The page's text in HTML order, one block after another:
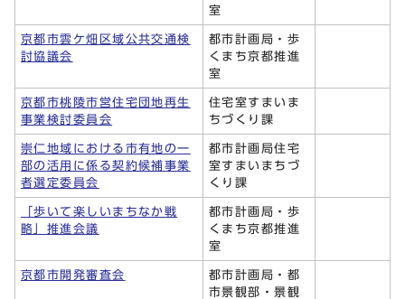
室
京都市雲ケ畑区域公共交通検
討協議会
都市計画局・歩
くまち京都推進
室
京都市桃陵市営住宅団地再生
事業検討委員会
住宅室すまいま
ちづくり課
崇仁地域における市有地の一
部の活用に係る契約候補事業
者選定委員会
都市計画局住宅
室すまいまちづ
くり課
「歩いて楽しいまちなか戦
略」推進会議
都市計画局・歩
くまち京都推進
室
京都市開発審査会
都市計画局・都
市景観部・景観